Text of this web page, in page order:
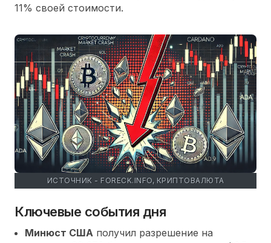
11% своей стоимости.
ИСТОЧНИК - FORECK.INFO, КРИПТОВАЛЮТА
Ключевые события дня
Минюст США получил разрешение на